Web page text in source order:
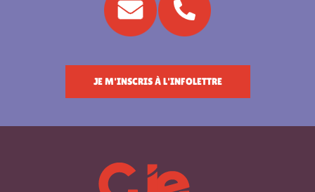
JE M'INSCRIS À L'INFOLETTRE